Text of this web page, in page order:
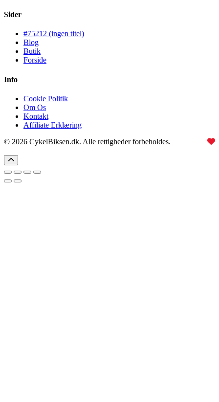
Sider
#75212 (ingen titel)
Blog
Butik
Forside
Info
Cookie Politik
Om Os
Kontakt
Affiliate Erklæring
© 2026 CykelBiksen.dk. Alle rettigheder forbeholdes.